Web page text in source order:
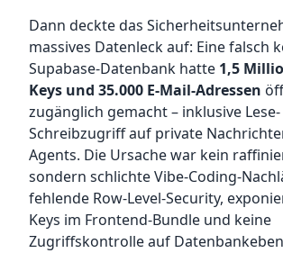
Dann deckte das
massives Datenleck auf: Eine falsch
Supabase-Datenbank hatte 1,5
Keys und 35.000 E-Mail-Adressen
zugänglich gemacht – inklusive
Schreibzugriff auf private
Agents. Die Ursache war kein
sondern schlichte Vibe-Coding-
fehlende Row-Level-Security,
Keys im Frontend-Bundle und keine
Zugriffskontrolle auf